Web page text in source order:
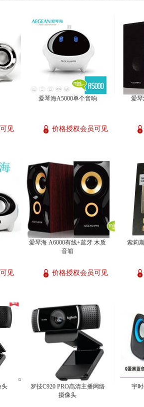
见
爱琴海A5000单个音响
价格授权会员可见
爱琴
见
爱琴海 A6000有线+蓝牙 木质
音箱
价格授权会员可见
索莉
头
罗技C920 PRO高清主播网络
摄像头
宇